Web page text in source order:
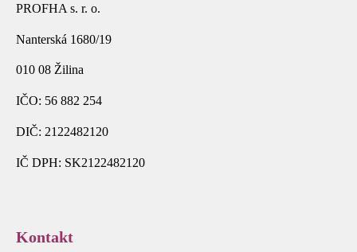
PROFHA s. r. o.
Nanterská 1680/19
010 08 Žilina
IČO: 56 882 254
DIČ: 2122482120
IČ DPH: SK2122482120
Kontakt